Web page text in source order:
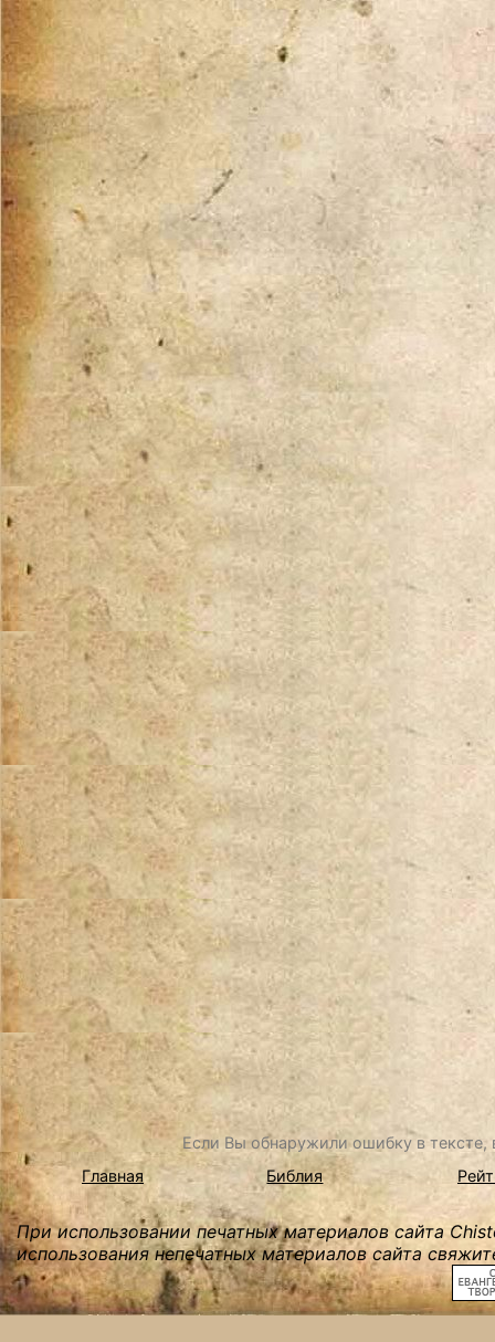
Если Вы обнаружили ошибку в
Главная
Библия
При использовании печатных материалов сайта
использования непечатных материалов сайта